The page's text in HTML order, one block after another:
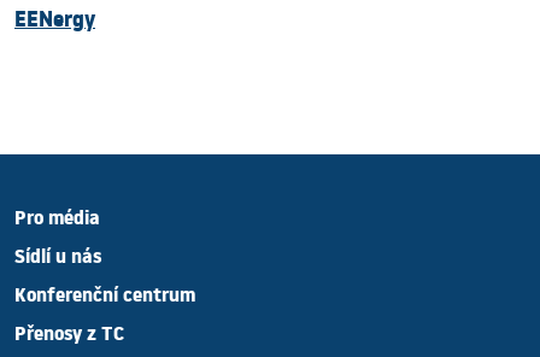
EENergy
Pro média
Sídlí u nás
Konferenční centrum
Přenosy z TC